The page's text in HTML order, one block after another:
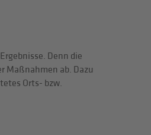
Denn die
Maßnahmen ab. Dazu
Orts- bzw.